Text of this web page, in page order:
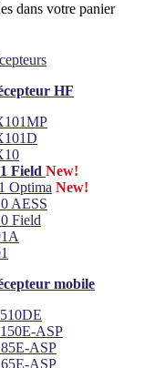
dans votre panier
HF
Field New!
Optima New!
AESS
Field
mobile
ASP
ASP
ASP